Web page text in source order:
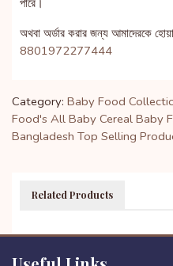
পারে।
অথবা অর্ডার করার জন্য আমাদেরকে
8801972277444
Category: Baby Food
Food's All Baby Cereal Baby
Bangladesh Top Selling
Related Products